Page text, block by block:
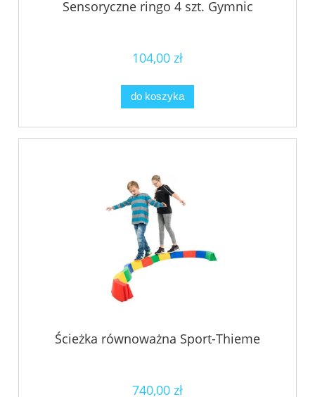
Sensoryczne ringo 4 szt. Gymnic
104,00 zł
do koszyka
Ścieżka równoważna Sport-Thieme
740,00 zł